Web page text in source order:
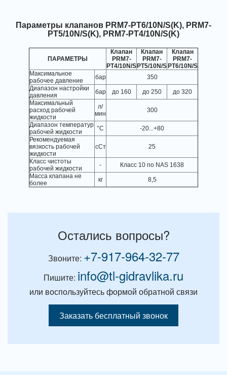
Параметры клапанов PRM7-PT6/10N/S(K), PRM7-
PT5/10N/S(K), PRM7-PT4/10N/S(K)
ПАРАМЕТРЫ
Клапан
PRM7-
PT4/10N/S
Клапан
PRM7-
PT5/10N/S
Клапан
PRM7-
PT6/10N/S
Максимальное
рабочее давление
бар
350
Диапазон настройки
давления
бар до 160 до 250
до 320
Максимальный
расход рабочей
жидкости
л/
мин
300
Диапазон температур
рабочей жидкости
°C
-20...+80
Рекомендуемая
вязкость рабочей
жидкости
сСт 25
Класс чистоты
рабочей жидкости
-
Класс 10 по NAS 1638
Масса клапана не
более
кг 8,5
Остались вопросы?
Звоните: +7-917-964-32-77
Пишите: info@tl-gidravlika.ru
или воспользуйтесь формой обратной связи
Заказать бесплатный звонок